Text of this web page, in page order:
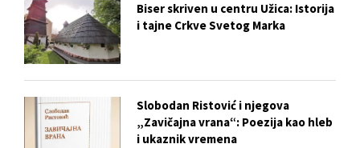
Biser skriven u centru Užica: Istorija
i tajne Crkve Svetog Marka
Slobodan Ristović i njegova
„Zavičajna vrana“: Poezija kao hleb
i ukaznik vremena